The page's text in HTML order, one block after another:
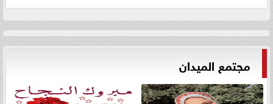
مجتمع الميدان